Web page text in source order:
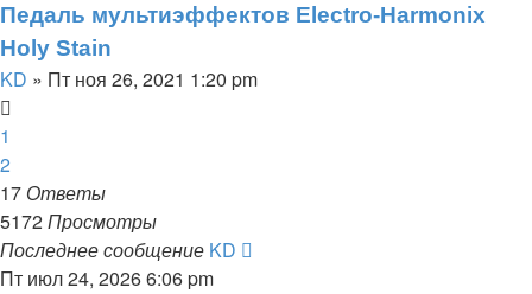
Педаль мультиэффектов Electro-Harmonix
Holy Stain
KD » Пт ноя 26, 2021 1:20 pm
1
2
17 Ответы
5172Просмотры
Последнее сообщение KD
Пт июл 24, 2026 6:06 pm